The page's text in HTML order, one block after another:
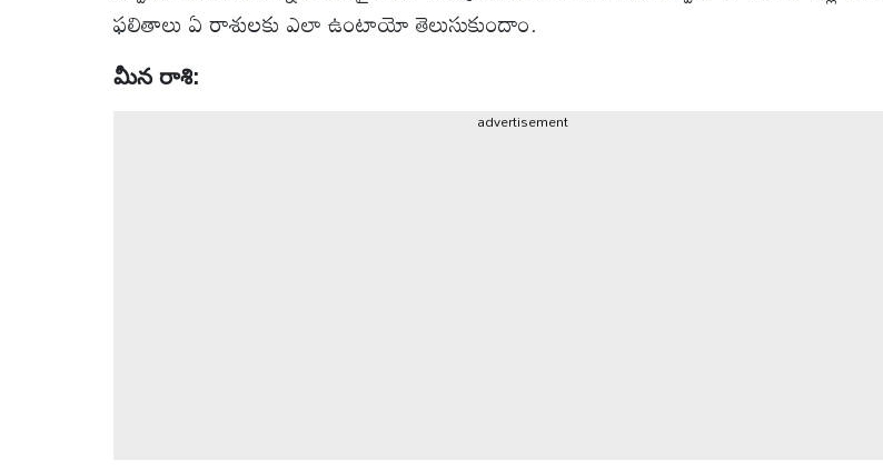
ఫలితాలు ఏ రాశులకు ఎలా ఉంటాయో తెలుసుకుందాం.
మీన రాశి:
advertisement